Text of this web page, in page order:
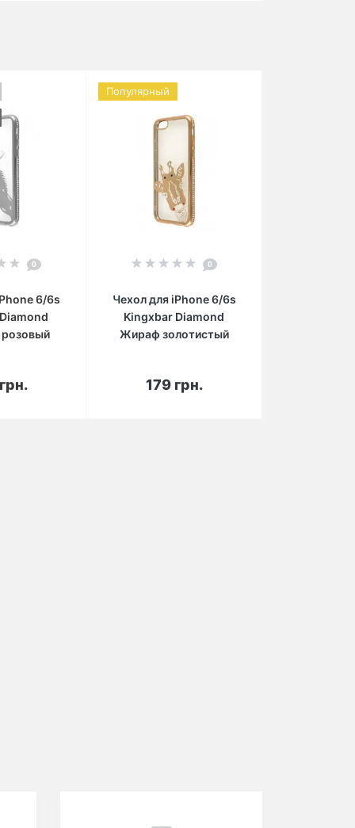
0
6/6s
розовый
Популярный
0
Чехол для iPhone 6/6s
Kingxbar Diamond
Жираф золотистый
179 грн.
В корзину